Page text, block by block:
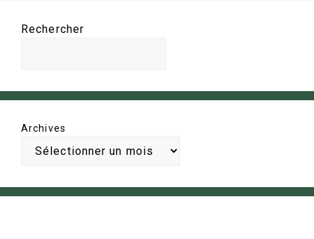
Rechercher
Archives